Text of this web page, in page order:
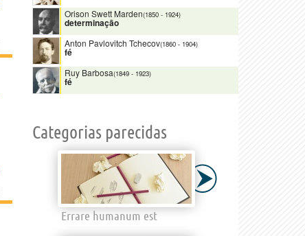
Orison Swett Marden(1850 - 1924)
determinação
Anton Pavlovitch Tchecov(1860 - 1904)
fé
Ruy Barbosa(1849 - 1923)
fé
Categorias parecidas
Errare humanum est